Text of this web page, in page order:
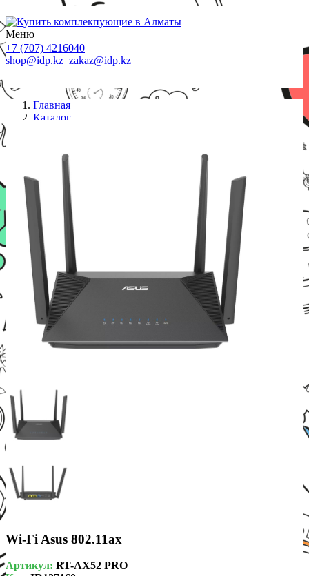
Меню
+7 (707) 4216040
shop@idp.kz zakaz@idp.kz
Главная
Каталог
Wi-Fi Asus 802.11ax
Артикул: RT-AX52 PRO